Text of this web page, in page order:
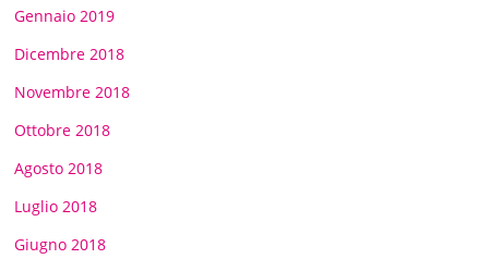
Gennaio 2019
Dicembre 2018
Novembre 2018
Ottobre 2018
Agosto 2018
Luglio 2018
Giugno 2018